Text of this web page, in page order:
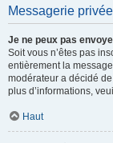
Messagerie privée
Je ne peux pas
Soit vous n’êtes pas
entièrement la
modérateur a décidé
plus d’informations,
Haut